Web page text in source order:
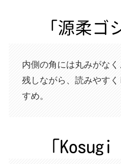
内側の角には丸みがな
残しながら、読みやす
すめ。